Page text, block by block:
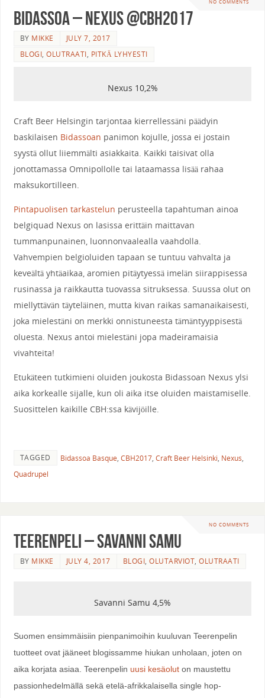
NO COMMENTS
Bidassoa – Nexus @CBH2017
BY MIKKE
JULY 7, 2017
BLOGI,OLUTRAATI, PITKÄ LYHYESTI
Nexus 10,2%
Craft Beer Helsingin tarjontaa kierrellessäni päädyin
baskilaisen Bidassoan panimon kojulle, jossa ei jostain
syystä ollut liiemmälti asiakkaita. Kaikki taisivat olla
jonottamassa Omnipollolle tai lataamassa lisää rahaa
maksukortilleen.
Pintapuolisen tarkastelun perusteella tapahtuman ainoa
belgiquad Nexus on lasissa erittäin maittavan
tummanpunainen, luonnonvaalealla vaahdolla.
Vahvempien belgioluiden tapaan se tuntuu vahvalta ja
keveältä yhtäaikaa, aromien pitäytyessä imelän siirappisessa
rusinassa ja raikkautta tuovassa sitruksessa. Suussa olut on
miellyttävän täyteläinen, mutta kivan raikas samanaikaisesti,
joka mielestäni on merkki onnistuneesta tämäntyyppisestä
oluesta. Nexus antoi mielestäni jopa madeiramaisia
vivahteita!
Etukäteen tutkimieni oluiden joukosta Bidassoan Nexus ylsi
aika korkealle sijalle, kun oli aika itse oluiden maistamiselle.
Suosittelen kaikille CBH:ssa kävijöille.
TAGGED Bidassoa Basque, CBH2017, Craft Beer Helsinki, Nexus,
Quadrupel
NO COMMENTS
Teerenpeli – Savanni Samu
BY MIKKE JULY 4, 2017 BLOGI,OLUTARVIOT,OLUTRAATI
Savanni Samu 4,5%
Suomen ensimmäisiin pienpanimoihin kuuluvan Teerenpelin
tuotteet ovat jääneet blogissamme hiukan unholaan, joten on
aika korjata asiaa. Teerenpelin uusi kesäoluton maustettu
passionhedelmällä sekä etelä-afrikkalaisella single hop-